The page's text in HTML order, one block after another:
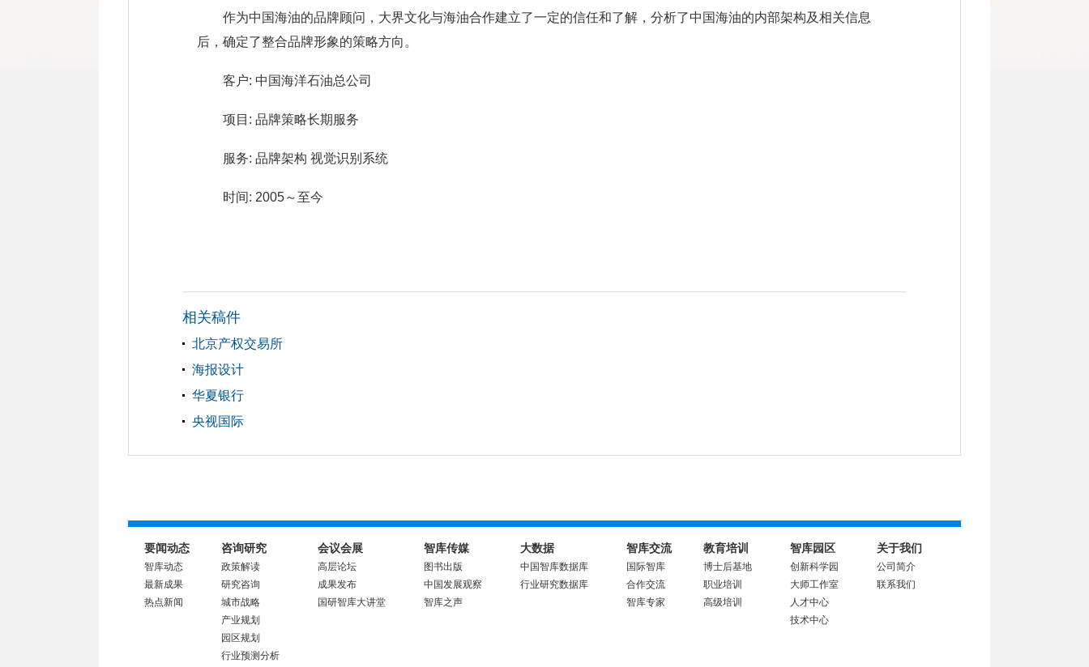
作为中国海油的品牌顾问，大界文化与海油合作建立了一定的信任和了解，分析了中国海油的内部架构及相关信息
后，确定了整合品牌形象的策略方向。
客户: 中国海洋石油总公司
项目: 品牌策略长期服务
服务: 品牌架构 视觉识别系统
时间: 2005～至今
相关稿件
北京产权交易所
海报设计
华夏银行
央视国际
要闻动态
智库动态
最新成果
热点新闻
咨询研究
政策解读
研究咨询
城市战略
产业规划
园区规划
行业预测分析
会议会展
高层论坛
成果发布
国研智库大讲堂
智库传媒
图书出版
中国发展观察
智库之声
大数据
中国智库数据库
行业研究数据库
智库交流
国际智库
合作交流
智库专家
教育培训
博士后基地
职业培训
高级培训
智库园区
创新科学园
大师工作室
人才中心
技术中心
关于我们
公司简介
联系我们